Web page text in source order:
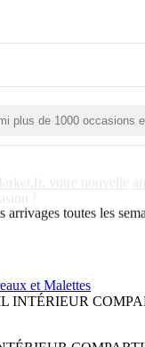
arrivages toutes les
et Malettes
INTÉRIEUR